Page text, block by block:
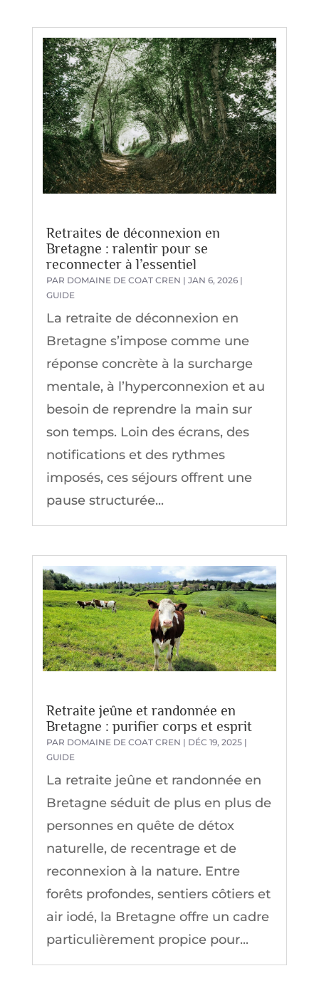
Retraites de déconnexion en
Bretagne : ralentir pour se
reconnecter à l’essentiel
PAR DOMAINE DE COAT CREN | JAN 6, 2026|
GUIDE
La retraite de déconnexion en
Bretagne s’impose comme une
réponse concrète à la surcharge
mentale, à l’hyperconnexion et au
besoin de reprendre la main sur
son temps. Loin des écrans, des
notifications et des rythmes
imposés, ces séjours offrent une
pause structurée...
Retraite jeûne et randonnée en
Bretagne : purifier corps et esprit
PAR DOMAINE DE COAT CREN | DÉC 19, 2025|
GUIDE
La retraite jeûne et randonnée en
Bretagne séduit de plus en plus de
personnes en quête de détox
naturelle, de recentrage et de
reconnexion à la nature. Entre
forêts profondes, sentiers côtiers et
air iodé, la Bretagne offre un cadre
particulièrement propice pour...